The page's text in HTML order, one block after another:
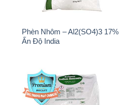
Phèn Nhôm – Al2(SO4)3 17%
Ấn Độ India